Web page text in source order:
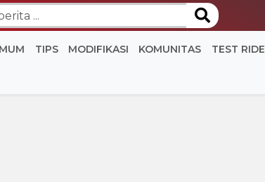
TIPS MODIFIKASI KOMUNITAS TEST RIDE